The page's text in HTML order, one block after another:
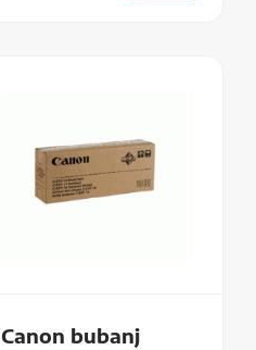
Canon bubanj